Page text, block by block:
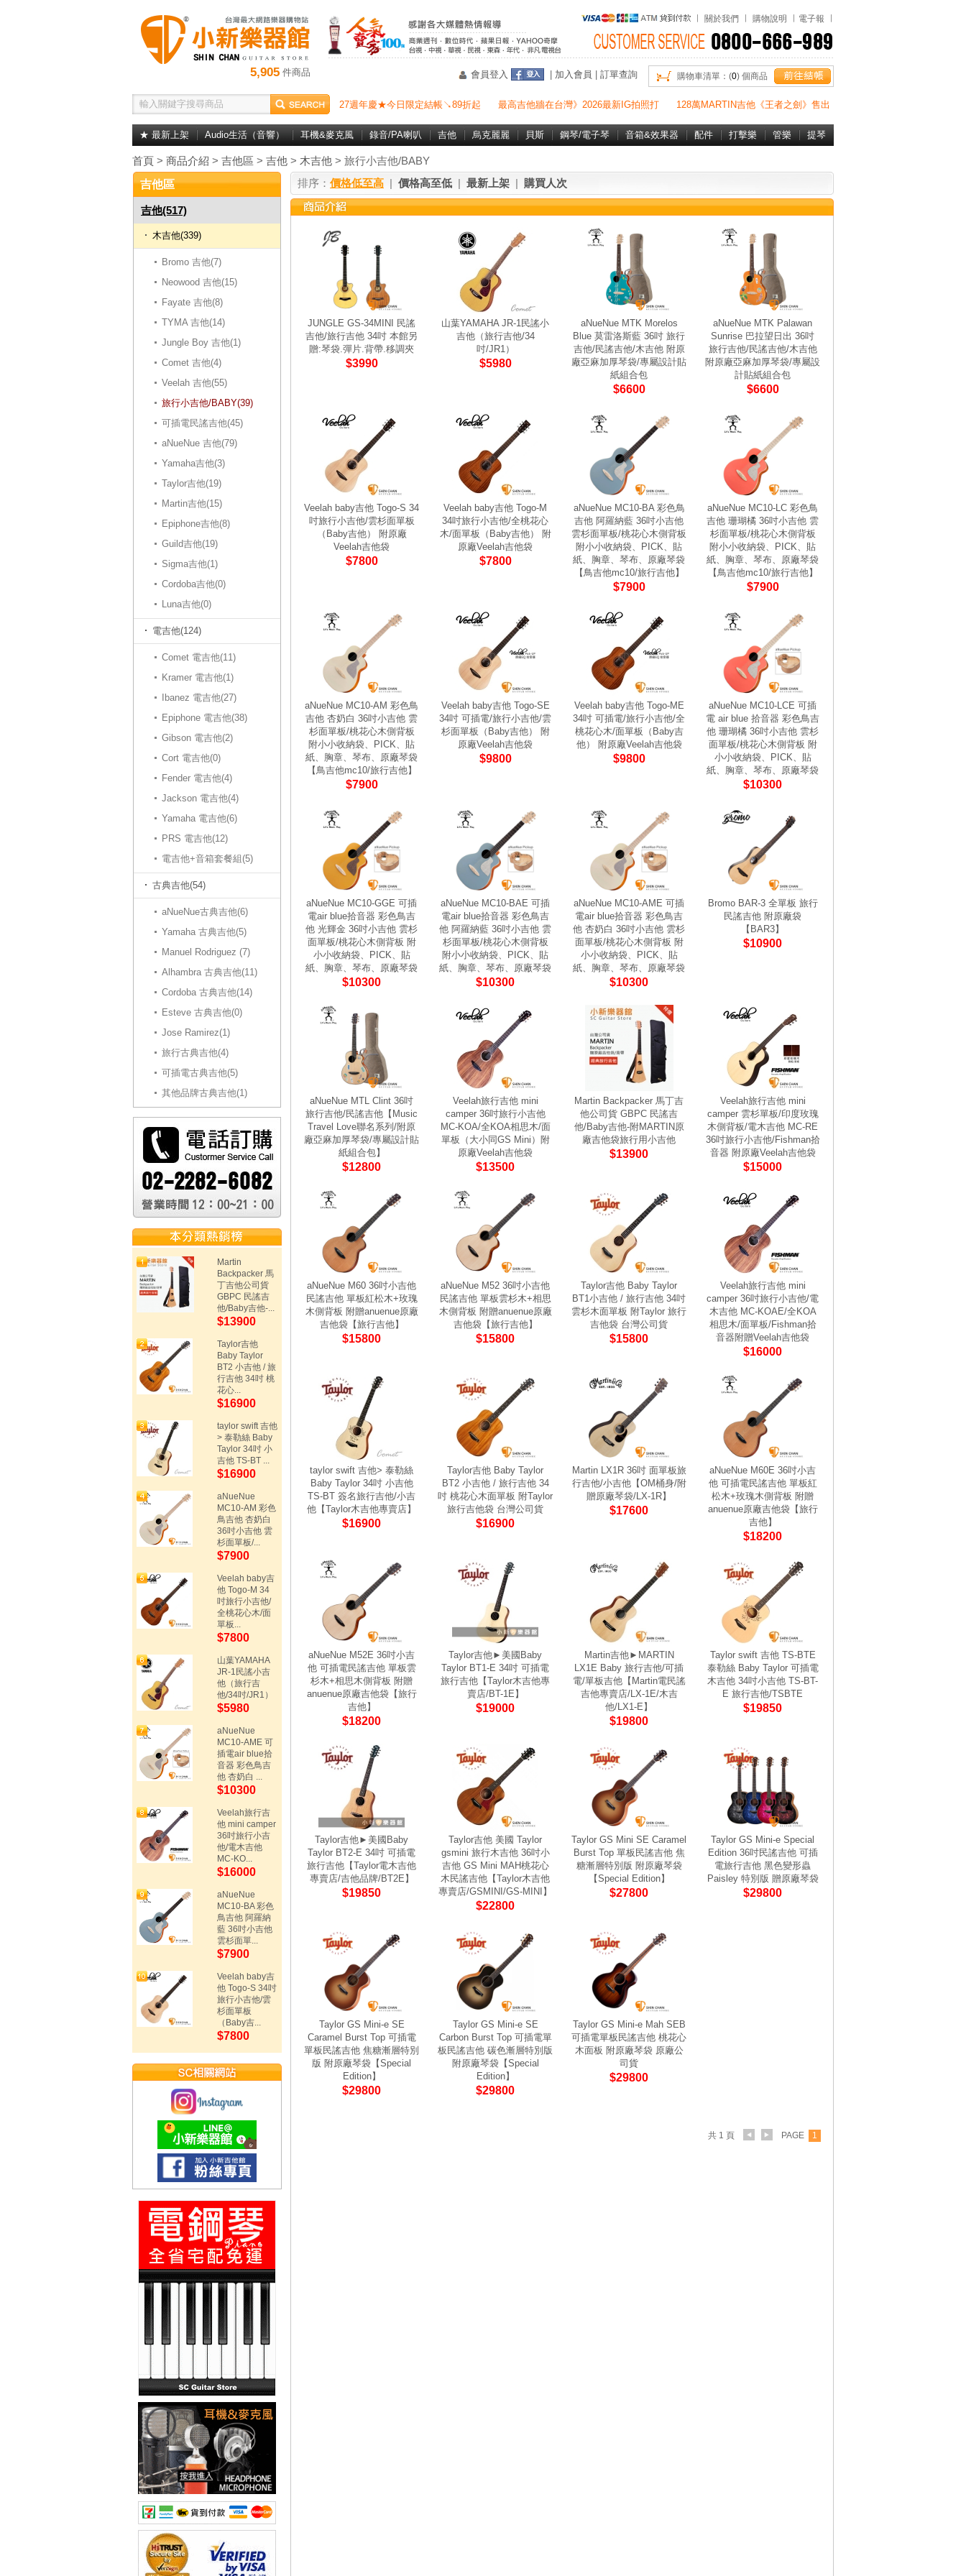
5,905 件商品
關於我們 購物說明 電子報
購物車清單：(0) 個商品
會員登入 加入會員 訂單查詢
27週年慶★今日限定結帳↘89折起 最高吉他牆在台灣》2026最新IG拍照打 128萬MARTIN吉他《王者之劍》售出
★ 最新上架 Audio生活（音響） 耳機&麥克風 錄音/PA喇叭 吉他 烏克麗麗 貝斯 鋼琴/電子琴 音箱&效果器 配件 打擊樂 管樂 提琴
首頁 > 商品介紹 > 吉他區 > 吉他 > 木吉他 > 旅行小吉他/BABY
吉他區
吉他(517)
木吉他(339)
Bromo 吉他(7)
Neowood 吉他(15)
Fayate 吉他(8)
TYMA 吉他(14)
Jungle Boy 吉他(1)
Comet 吉他(4)
Veelah 吉他(55)
旅行小吉他/BABY(39)
可插電民謠吉他(45)
aNueNue 吉他(79)
Yamaha吉他(3)
Taylor吉他(19)
Martin吉他(15)
Epiphone吉他(8)
Guild吉他(19)
Sigma吉他(1)
Cordoba吉他(0)
Luna吉他(0)
電吉他(124)
Comet 電吉他(11)
Kramer 電吉他(1)
Ibanez 電吉他(27)
Epiphone 電吉他(38)
Gibson 電吉他(2)
Cort 電吉他(0)
Fender 電吉他(4)
Jackson 電吉他(4)
Yamaha 電吉他(6)
PRS 電吉他(12)
電吉他+音箱套餐組(5)
古典吉他(54)
aNueNue古典吉他(6)
Yamaha 古典吉他(5)
Manuel Rodriguez (7)
Alhambra 古典吉他(11)
Cordoba 古典吉他(14)
Esteve 古典吉他(0)
Jose Ramirez(1)
旅行古典吉他(4)
可插電古典吉他(5)
其他品牌古典吉他(1)
Martin
Backpacker 馬
丁吉他公司貨
GBPC 民謠吉
他/Baby吉他-...
$13900
Taylor吉他
Baby Taylor
BT2 小吉他 / 旅
行吉他 34吋 桃
花心...
$16900
taylor swift 吉他
> 泰勒絲 Baby
Taylor 34吋 小
吉他 TS-BT ...
$16900
aNueNue
MC10-AM 彩色
鳥吉他 杏奶白
36吋小吉他 雲
杉面單板/...
$7900
Veelah baby吉
他 Togo-M 34
吋旅行小吉他/
全桃花心木/面
單板...
$7800
山葉YAMAHA
JR-1民謠小吉
他（旅行吉
他/34吋/JR1）
$5980
aNueNue
MC10-AME 可
插電air blue拾
音器 彩色鳥吉
他 杏奶白 ...
$10300
Veelah旅行吉
他 mini camper
36吋旅行小吉
他/電木吉他
MC-KO...
$16000
aNueNue
MC10-BA 彩色
鳥吉他 阿羅納
藍 36吋小吉他
雲杉面單...
$7900
Veelah baby吉
他 Togo-S 34吋
旅行小吉他/雲
杉面單板
（Baby吉...
$7800
排序： 價格低至高 | 價格高至低 | 最新上架 | 購買人次
JUNGLE GS-34MINI 民謠
吉他/旅行吉他 34吋 本館另
贈:琴袋.彈片.背帶.移調夾
$3990
山葉YAMAHA JR-1民謠小
吉他（旅行吉他/34
吋/JR1）
$5980
aNueNue MTK Morelos
Blue 莫雷洛斯藍 36吋 旅行
吉他/民謠吉他/木吉他 附原
廠亞麻加厚琴袋/專屬設計貼
紙組合包
$6600
aNueNue MTK Palawan
Sunrise 巴拉望日出 36吋
旅行吉他/民謠吉他/木吉他
附原廠亞麻加厚琴袋/專屬設
計貼紙組合包
$6600
Veelah baby吉他 Togo-S 34
吋旅行小吉他/雲杉面單板
（Baby吉他） 附原廠
Veelah吉他袋
$7800
Veelah baby吉他 Togo-M
34吋旅行小吉他/全桃花心
木/面單板（Baby吉他） 附
原廠Veelah吉他袋
$7800
aNueNue MC10-BA 彩色鳥
吉他 阿羅納藍 36吋小吉他
雲杉面單板/桃花心木側背板
附小小收納袋、PICK、貼
紙、胸章、琴布、原廠琴袋
【鳥吉他mc10/旅行吉他】
$7900
aNueNue MC10-LC 彩色鳥
吉他 珊瑚橘 36吋小吉他 雲
杉面單板/桃花心木側背板
附小小收納袋、PICK、貼
紙、胸章、琴布、原廠琴袋
【鳥吉他mc10/旅行吉他】
$7900
aNueNue MC10-AM 彩色鳥
吉他 杏奶白 36吋小吉他 雲
杉面單板/桃花心木側背板
附小小收納袋、PICK、貼
紙、胸章、琴布、原廠琴袋
【鳥吉他mc10/旅行吉他】
$7900
Veelah baby吉他 Togo-SE
34吋 可插電/旅行小吉他/雲
杉面單板（Baby吉他） 附
原廠Veelah吉他袋
$9800
Veelah baby吉他 Togo-ME
34吋 可插電/旅行小吉他/全
桃花心木/面單板（Baby吉
他） 附原廠Veelah吉他袋
$9800
aNueNue MC10-LCE 可插
電 air blue 拾音器 彩色鳥吉
他 珊瑚橘 36吋小吉他 雲杉
面單板/桃花心木側背板 附
小小收納袋、PICK、貼
紙、胸章、琴布、原廠琴袋
$10300
aNueNue MC10-GGE 可插
電air blue拾音器 彩色鳥吉
他 光輝金 36吋小吉他 雲杉
面單板/桃花心木側背板 附
小小收納袋、PICK、貼
紙、胸章、琴布、原廠琴袋
$10300
aNueNue MC10-BAE 可插
電air blue拾音器 彩色鳥吉
他 阿羅納藍 36吋小吉他 雲
杉面單板/桃花心木側背板
附小小收納袋、PICK、貼
紙、胸章、琴布、原廠琴袋
$10300
aNueNue MC10-AME 可插
電air blue拾音器 彩色鳥吉
他 杏奶白 36吋小吉他 雲杉
面單板/桃花心木側背板 附
小小收納袋、PICK、貼
紙、胸章、琴布、原廠琴袋
$10300
Bromo BAR-3 全單板 旅行
民謠吉他 附原廠袋
【BAR3】
$10900
aNueNue MTL Clint 36吋
旅行吉他/民謠吉他【Music
Travel Love聯名系列/附原
廠亞麻加厚琴袋/專屬設計貼
紙組合包】
$12800
Veelah旅行吉他 mini
camper 36吋旅行小吉他
MC-KOA/全KOA相思木/面
單板（大小同GS Mini）附
原廠Veelah吉他袋
$13500
Martin Backpacker 馬丁吉
他公司貨 GBPC 民謠吉
他/Baby吉他-附MARTIN原
廠吉他袋旅行用小吉他
$13900
Veelah旅行吉他 mini
camper 雲杉單板/印度玫瑰
木側背板/電木吉他 MC-RE
36吋旅行小吉他/Fishman拾
音器 附原廠Veelah吉他袋
$15000
aNueNue M60 36吋小吉他
民謠吉他 單板紅松木+玫瑰
木側背板 附贈anuenue原廠
吉他袋【旅行吉他】
$15800
aNueNue M52 36吋小吉他
民謠吉他 單板雲杉木+相思
木側背板 附贈anuenue原廠
吉他袋【旅行吉他】
$15800
Taylor吉他 Baby Taylor
BT1小吉他 / 旅行吉他 34吋
雲杉木面單板 附Taylor 旅行
吉他袋 台灣公司貨
$15800
Veelah旅行吉他 mini
camper 36吋旅行小吉他/電
木吉他 MC-KOAE/全KOA
相思木/面單板/Fishman拾
音器附贈Veelah吉他袋
$16000
taylor swift 吉他> 泰勒絲
Baby Taylor 34吋 小吉他
TS-BT 簽名旅行吉他/小吉
他【Taylor木吉他專賣店】
$16900
Taylor吉他 Baby Taylor
BT2 小吉他 / 旅行吉他 34
吋 桃花心木面單板 附Taylor
旅行吉他袋 台灣公司貨
$16900
Martin LX1R 36吋 面單板旅
行吉他/小吉他【OM桶身/附
贈原廠琴袋/LX-1R】
$17600
aNueNue M60E 36吋小吉
他 可插電民謠吉他 單板紅
松木+玫瑰木側背板 附贈
anuenue原廠吉他袋【旅行
吉他】
$18200
aNueNue M52E 36吋小吉
他 可插電民謠吉他 單板雲
杉木+相思木側背板 附贈
anuenue原廠吉他袋【旅行
吉他】
$18200
Taylor吉他►美國Baby
Taylor BT1-E 34吋 可插電
旅行吉他【Taylor木吉他專
賣店/BT-1E】
$19000
Martin吉他►MARTIN
LX1E Baby 旅行吉他/可插
電/單板吉他【Martin電民謠
吉他專賣店/LX-1E/木吉
他/LX1-E】
$19800
Taylor swift 吉他 TS-BTE
泰勒絲 Baby Taylor 可插電
木吉他 34吋小吉他 TS-BT-
E 旅行吉他/TSBTE
$19850
Taylor吉他►美國Baby
Taylor BT2-E 34吋 可插電
旅行吉他【Taylor電木吉他
專賣店/吉他品牌/BT2E】
$19850
Taylor吉他 美國 Taylor
gsmini 旅行木吉他 36吋小
吉他 GS Mini MAH桃花心
木民謠吉他【Taylor木吉他
專賣店/GSMINI/GS-MINI】
$22800
Taylor GS Mini SE Caramel
Burst Top 單板民謠吉他 焦
糖漸層特別版 附原廠琴袋
【Special Edition】
$27800
Taylor GS Mini-e Special
Edition 36吋民謠吉他 可插
電旅行吉他 黑色變形蟲
Paisley 特別版 贈原廠琴袋
$29800
Taylor GS Mini-e SE
Caramel Burst Top 可插電
單板民謠吉他 焦糖漸層特別
版 附原廠琴袋【Special
Edition】
$29800
Taylor GS Mini-e SE
Carbon Burst Top 可插電單
板民謠吉他 碳色漸層特別版
附原廠琴袋【Special
Edition】
$29800
Taylor GS Mini-e Mah SEB
可插電單板民謠吉他 桃花心
木面板 附原廠琴袋 原廠公
司貨
$29800
共 1 頁 PAGE 1